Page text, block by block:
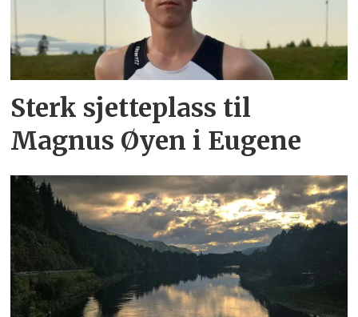
Sterk sjetteplass til
Magnus Øyen i Eugene